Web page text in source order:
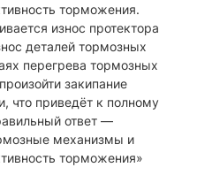
торможения.
износ протектора
деталей тормозных
перегрева тормозных
закипание
что приведёт к полному
ответ —
механизмы и
торможения»